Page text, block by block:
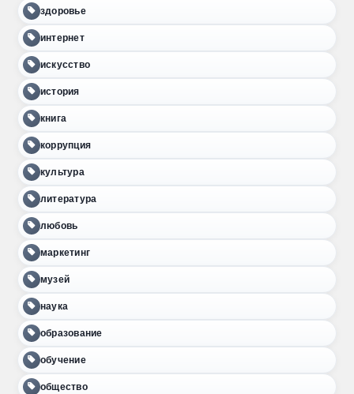
здоровье
интернет
искусство
история
книга
коррупция
культура
литература
любовь
маркетинг
музей
наука
образование
обучение
общество